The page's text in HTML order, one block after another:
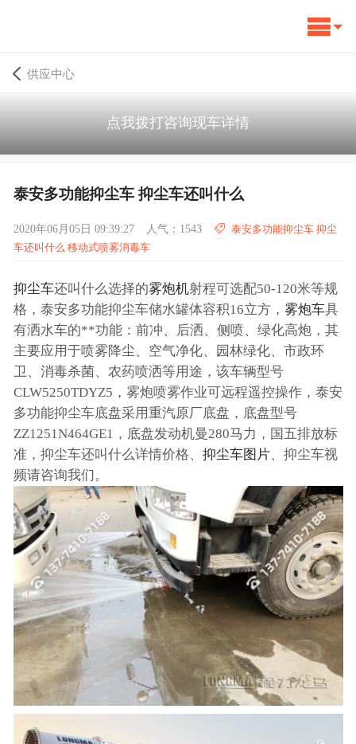
供应中心
点我拨打咨询现车详情
泰安多功能抑尘车 抑尘车还叫什么
2020年06月05日 09:39:27 人气：1543
泰安多功能抑尘车 抑尘
车还叫什么 移动式喷雾消毒车
抑尘车还叫什么选择的雾炮机射程可选配50-120米等规
格，泰安多功能抑尘车储水罐体容积16立方， 雾炮车具
有洒水车的**功能：前冲、后洒、侧喷、绿化高炮，其
主要应用于喷雾降尘、空气净化、园林绿化、市政环
卫、消毒杀菌、农药喷洒等用途，该车辆型号
CLW5250TDYZ5，雾炮喷雾作业可远程遥控操作，泰安
多功能抑尘车底盘采用重汽原厂底盘，底盘型号
ZZ1251N464GE1，底盘发动机曼280马力，国五排放标
准，抑尘车还叫什么详情价格、 抑尘车图片、抑尘车视
频请咨询我们。